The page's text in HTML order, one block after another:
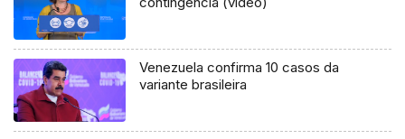
Venezuela confirma 10 casos da
variante brasileira